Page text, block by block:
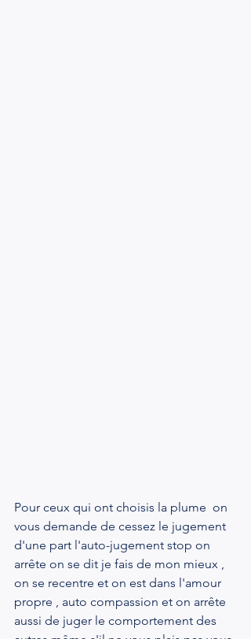
Pour ceux qui ont choisis la plume  on
vous demande de cessez le jugement
d'une part l'auto-jugement stop on
arrête on se dit je fais de mon mieux ,
on se recentre et on est dans l'amour
propre , auto compassion et on arrête
aussi de juger le comportement des